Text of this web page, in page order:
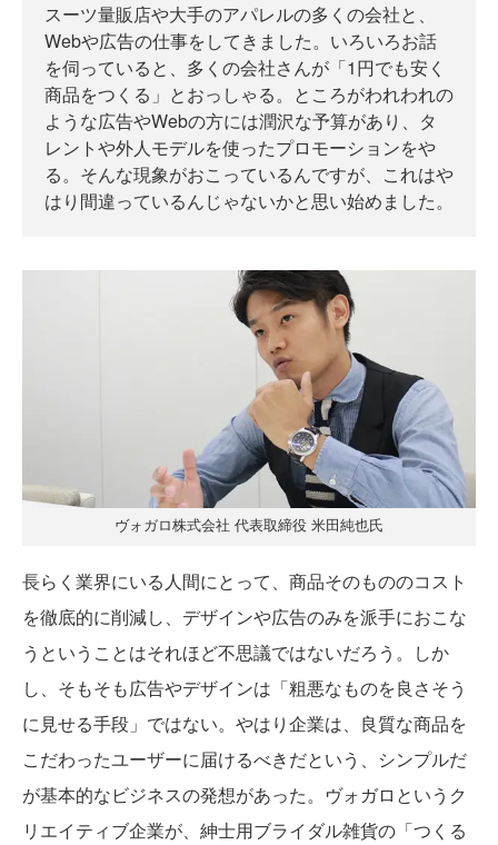
スーツ量販店や大手のアパレルの多くの会社と、
Webや広告の仕事をしてきました。いろいろお話
を伺っていると、多くの会社さんが「1円でも安く
商品をつくる」とおっしゃる。ところがわれわれの
ような広告やWebの方には潤沢な予算があり、タ
レントや外人モデルを使ったプロモーションをや
る。そんな現象がおこっているんですが、これはや
はり間違っているんじゃないかと思い始めました。
ヴォガロ株式会社 代表取締役 米田純也氏
長らく業界にいる人間にとって、商品そのもののコスト
を徹底的に削減し、デザインや広告のみを派手におこな
うということはそれほど不思議ではないだろう。しか
し、そもそも広告やデザインは「粗悪なものを良さそう
に見せる手段」ではない。やはり企業は、良質な商品を
こだわったユーザーに届けるべきだという、シンプルだ
が基本的なビジネスの発想があった。ヴォガロというク
リエイティブ企業が、紳士用ブライダル雑貨の「つくる